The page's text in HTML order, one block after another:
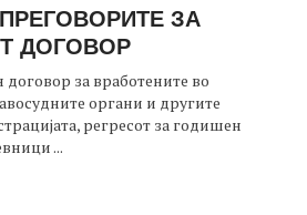
ЗА
ДОГОВОР
за вработените во
органи и другите
регресот за годишен
...